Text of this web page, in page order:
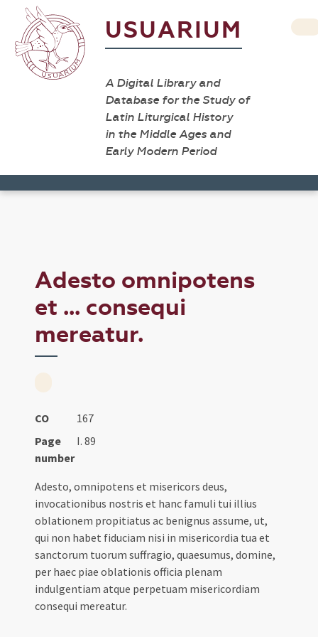
USUARIUM
A Digital Library and
Database for the Study of
Latin Liturgical History
in the Middle Ages and
Early Modern Period
Adesto omnipotens
et ... consequi
mereatur.
CO
167
Page
number
I. 89
Adesto, omnipotens et misericors deus,
invocationibus nostris et hanc famuli tui illius
oblationem propitiatus ac benignus assume, ut,
qui non habet fiduciam nisi in misericordia tua et
sanctorum tuorum suffragio, quaesumus, domine,
per haec piae oblationis officia plenam
indulgentiam atque perpetuam misericordiam
consequi mereatur.